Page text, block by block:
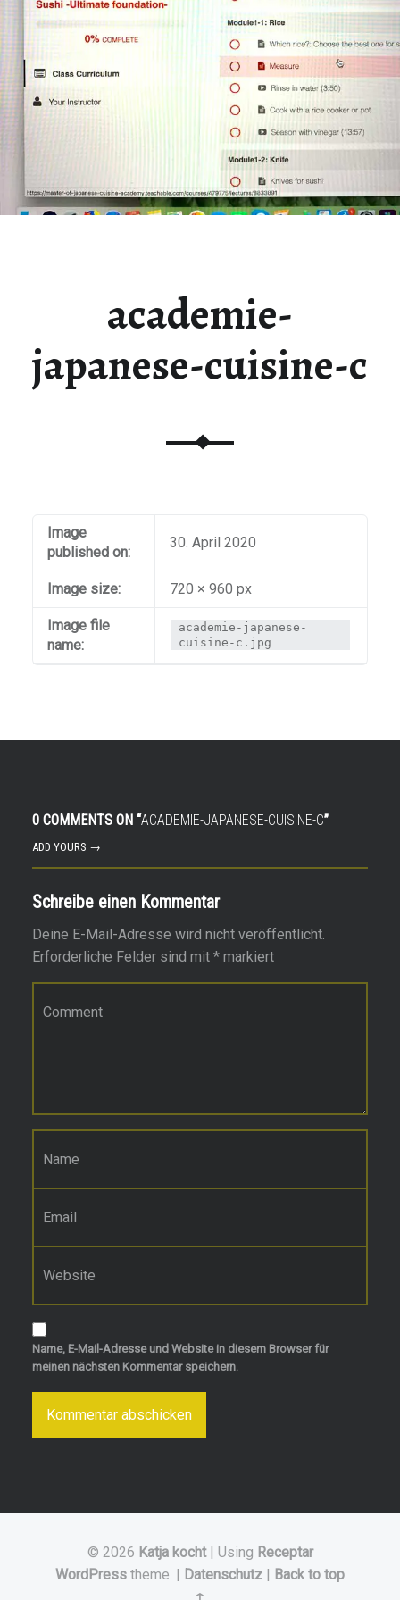
academie-
japanese-cuisine-c
Image
published on:
30. April 2020
Image size: 720 × 960 px
Image file
name:
academie-japanese-
cuisine-c.jpg
0 COMMENTS ON “ACADEMIE-JAPANESE-CUISINE-C”
ADD YOURS →
Schreibe einen Kommentar
Deine E-Mail-Adresse wird nicht veröffentlicht.
Erforderliche Felder sind mit *markiert
Name
*
Website
Name, E-Mail-Adresse und Website in diesem Browser für
meinen nächsten Kommentar speichern.
© 2026 Katja kocht Using Receptar
WordPress theme. Datenschutz
Back to top